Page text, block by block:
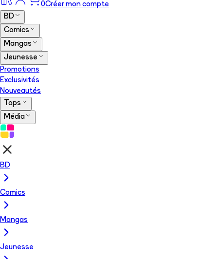
0Créer mon compte
BD
Comics
Mangas
Jeunesse
Promotions
Exclusivités
Nouveautés
Tops
Média
BD
Comics
Mangas
Jeunesse